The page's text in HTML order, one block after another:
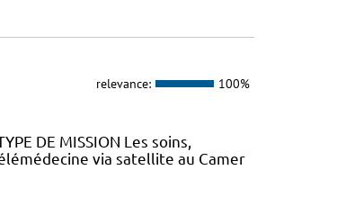
relevance: 100%
DE MISSION Les soins,
via satellite au Camer